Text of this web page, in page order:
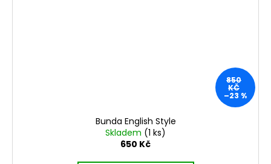
850
KČ
–23 %
Bunda English Style
Skladem (1 ks)
650 Kč